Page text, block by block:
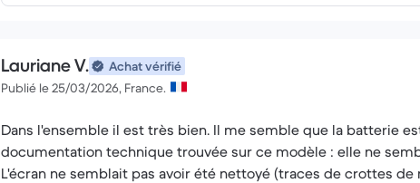
Lauriane V.
Achat vérifié
Publié le 25/03/2026, France.
Dans l'ensemble il est très bien. Il me semble que la batterie
documentation technique trouvée sur ce modèle : elle ne
L'écran ne semblait pas avoir été nettoyé (traces de crottes de